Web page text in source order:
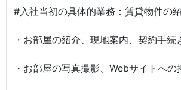
#入社当初の具体的業務：賃貸物件の
・お部屋の紹介、現地案内、契約手続
・お部屋の写真撮影、Webサイトへの